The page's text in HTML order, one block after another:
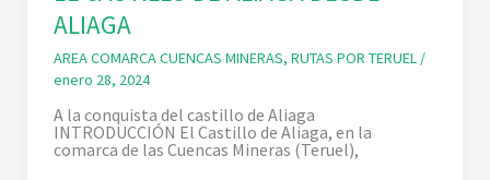
L
,
P
L
A
Y
A
D
E
ALIAGA
AREA COMARCA CUENCAS MINERAS, RUTAS POR TERUEL/
enero 28, 2024
A la conquista del castillo de Aliaga
INTRODUCCIÓN El Castillo de Aliaga, en la
comarca de las Cuencas Mineras (Teruel),